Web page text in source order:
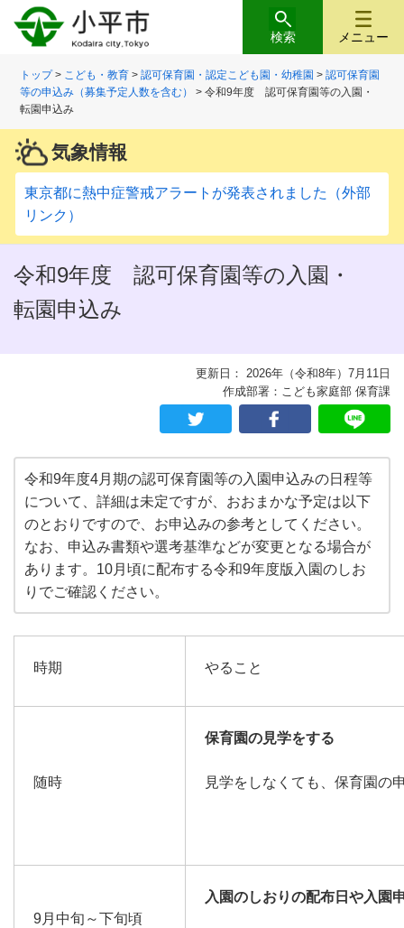
メニュー
検索
トップ> こども・教育 >認可保育園・認定こども園・幼稚園 >認可保育園
等の申込み（募集予定人数を含む）
> 令和9年度 認可保育園等の入園・
転園申込み
気象情報
東京都に熱中症警戒アラートが発表されました（外部
リンク）
令和9年度 認可保育園等の入園・
転園申込み
更新日： 2026年（令和8年）7月11日
作成部署：こども家庭部 保育課
令和9年度4月期の認可保育園等の入園申込みの日程等
について、詳細は未定ですが、おおまかな予定は以下
のとおりですので、お申込みの参考としてください。
なお、申込み書類や選考基準などが変更となる場合が
あります。10月頃に配布する令和9年度版入園のしお
りでご確認ください。
時期 やること
随時
保育園の見学をする
見学をしなくても、保育園の
9月中旬～下旬頃
入園のしおりの配布日や入園